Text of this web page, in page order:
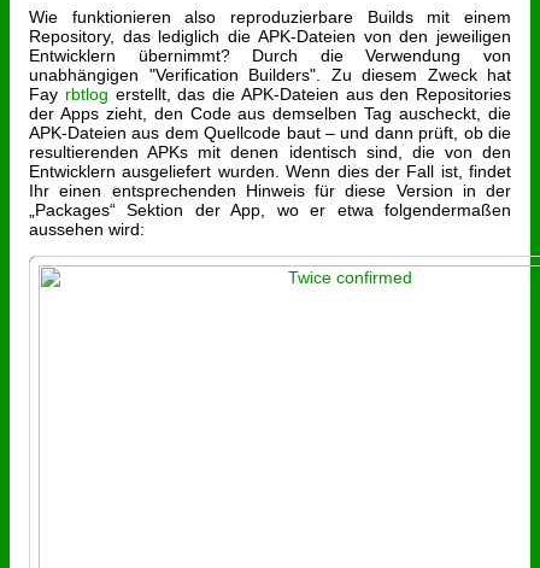
Wie funktionieren also reproduzierbare Builds mit einem
Repository, das lediglich die APK-Dateien von den jeweiligen
Entwicklern übernimmt? Durch die Verwendung von
unabhängigen "Verification Builders". Zu diesem Zweck hat
Fay rbtlog erstellt, das die APK-Dateien aus den Repositories
der Apps zieht, den Code aus demselben Tag auscheckt, die
APK-Dateien aus dem Quellcode baut – und dann prüft, ob die
resultierenden APKs mit denen identisch sind, die von den
Entwicklern ausgeliefert wurden. Wenn dies der Fall ist, findet
Ihr einen entsprechenden Hinweis für diese Version in der
„Packages“ Sektion der App, wo er etwa folgendermaßen
aussehen wird: